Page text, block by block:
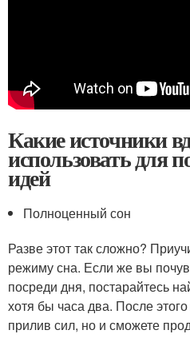
Какие источники
использовать для
идей
Полноценный сон
Разве этот так сложно?
режиму сна. Если же вы
посреди дня, постарайтесь
хотя бы часа два. После
прилив сил, но и сможете